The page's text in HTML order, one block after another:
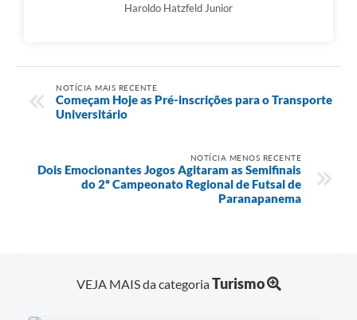
Haroldo Hatzfeld Junior
NOTÍCIA MAIS RECENTE
Começam Hoje as Pré-inscrições para o Transporte
Universitário
NOTÍCIA MENOS RECENTE
Dois Emocionantes Jogos Agitaram as Semifinais
do 2º Campeonato Regional de Futsal de
Paranapanema
VEJA MAIS da categoriaTurismo